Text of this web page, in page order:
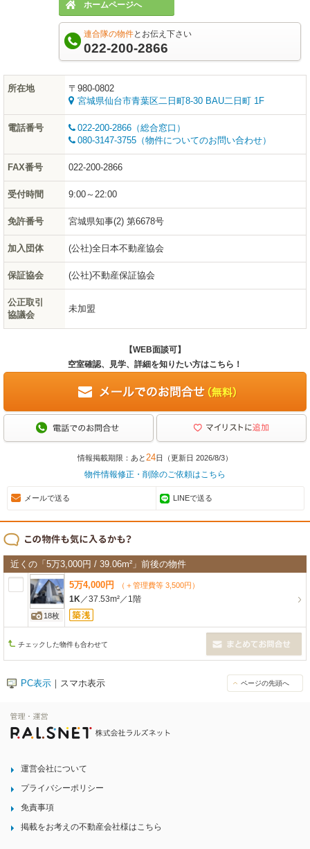
ホームページへ
連合隊の物件とお伝え下さい
022-200-2866
所在地
〒980-0802
宮城県仙台市青葉区二日町8-30 BAU二日町 1F
電話番号
022-200-2866（総合窓口）
080-3147-3755（物件についてのお問い合わせ）
FAX番号 022-200-2866
受付時間 9:00～22:00
免許番号 宮城県知事(2) 第6678号
加入団体 (公社)全日本不動産協会
保証協会 (公社)不動産保証協会
公正取引
協議会
未加盟
【WEB面談可】
空室確認、見学、詳細を知りたい方はこちら！
情報掲載期限：あと24日（更新日 2026/8/3）
物件情報修正・削除のご依頼はこちら
メールで送る LINEで送る
近くの「5万3,000円 / 39.06m²」前後の物件
18枚
5万4,000円 （＋管理費等 3,500円）
1K／37.53m²／ 1階
チェックした物件も合わせて
PC表示 ｜スマホ表示 ページの先頭へ
運営会社について
プライバシーポリシー
免責事項
掲載をお考えの不動産会社様はこちら